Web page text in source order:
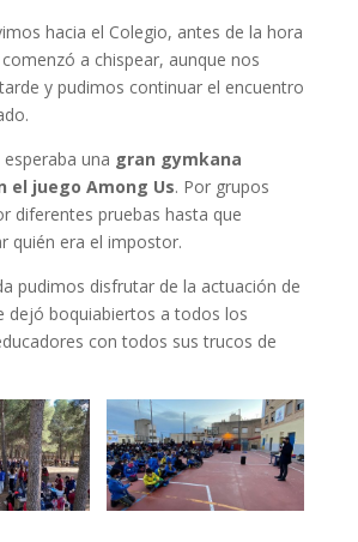
hacia el Colegio, antes de la hora
a chispear, aunque nos
y pudimos continuar el encuentro
una gran gymkana
el juego Among Us. Por grupos
diferentes pruebas hasta que
quién era el impostor.
pudimos disfrutar de la actuación de
dejó boquiabiertos a todos los
con todos sus trucos de